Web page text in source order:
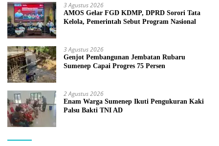
3 Agustus 2026
AMOS Gelar FGD KDMP, DPRD Sorori Tata
Kelola, Pemerintah Sebut Program Nasional
3 Agustus 2026
Genjot Pembangunan Jembatan Rubaru
Sumenep Capai Progres 75 Persen
2 Agustus 2026
Enam Warga Sumenep Ikuti Pengukuran Kaki
Palsu Bakti TNI AD